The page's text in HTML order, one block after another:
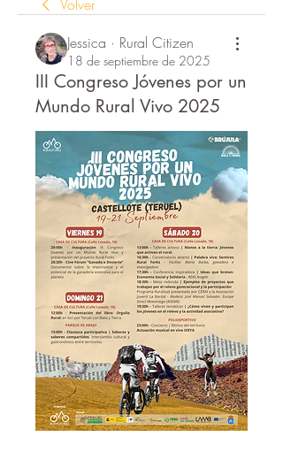
Volver
Jessica · Rural Citizen
18 de septiembre de 2025
III Congreso Jóvenes por un
Mundo Rural Vivo 2025